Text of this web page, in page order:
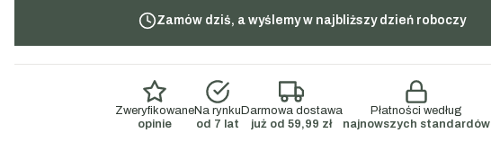
Zamów dziś, a wyślemy w najbliższy dzień roboczy
Zweryfikowane
opinie
Na rynku
od 7 lat
Darmowa dostawa
już od 59,99 zł
Płatności według
najnowszych standardów